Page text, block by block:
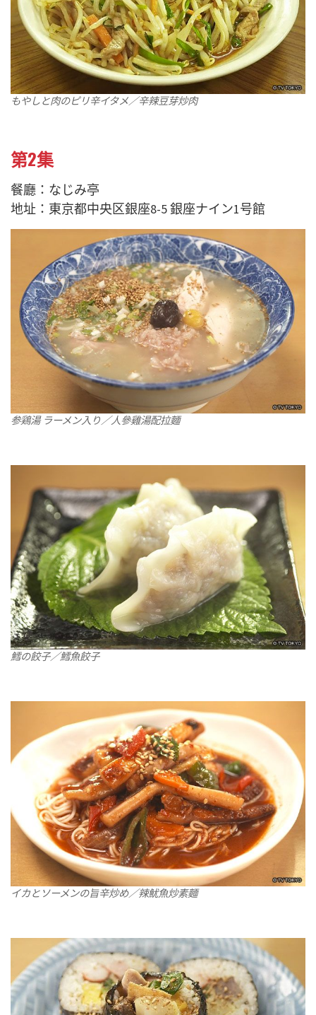
もやしと肉のピリ辛イタメ／辛辣豆芽炒肉
第2集
餐廳：なじみ亭
地址：東京都中央区銀座8-5 銀座ナイン1号館
参鶏湯 ラーメン入り／人參雞湯配拉麵
鱈の餃子／鱈魚餃子
イカとソーメンの旨辛炒め／辣魷魚炒素麵